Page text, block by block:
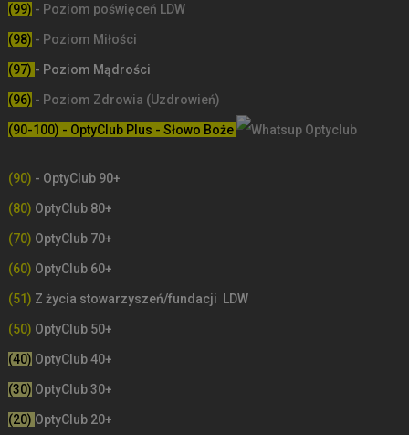
(99) - Poziom poświęceń LDW
(98) - Poziom Miłości
(97) - Poziom Mądrości
(96) - Poziom Zdrowia (Uzdrowień)
(90-100) - OptyClub Plus - Słowo Boże
(90) - OptyClub 90+
(80) OptyClub 80+
(70) OptyClub 70+
(60) OptyClub 60+
(51) Z życia stowarzyszeń/fundacji LDW
(50) OptyClub 50+
(40) OptyClub 40+
(30) OptyClub 30+
(20) OptyClub 20+